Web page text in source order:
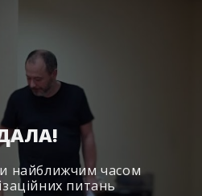
найближчим часом
питань